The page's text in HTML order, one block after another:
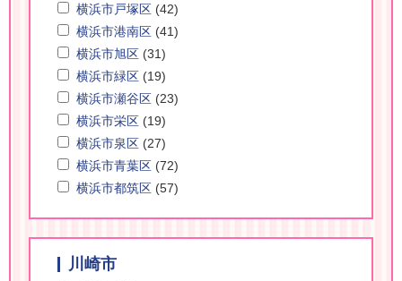
横浜市戸塚区 (42)
横浜市港南区 (41)
横浜市旭区 (31)
横浜市緑区 (19)
横浜市瀬谷区 (23)
横浜市栄区 (19)
横浜市泉区 (27)
横浜市青葉区 (72)
横浜市都筑区 (57)
川崎市